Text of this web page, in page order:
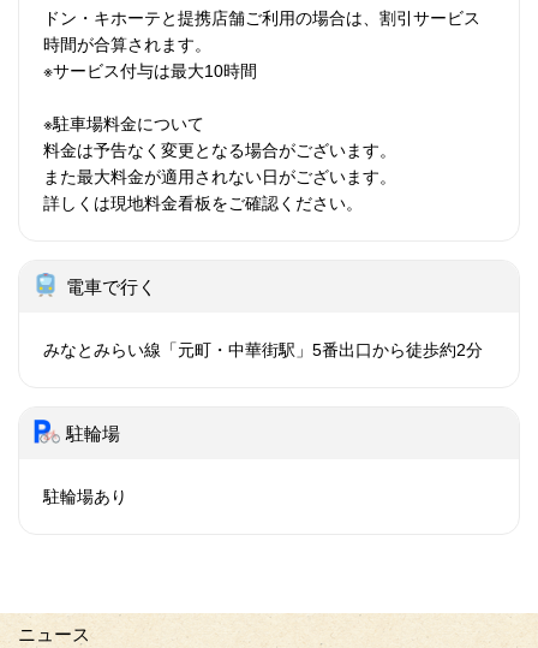
ドン・キホーテと提携店舗ご利用の場合は、割引サービス
時間が合算されます。
※サービス付与は最大10時間
※駐車場料金について
料金は予告なく変更となる場合がございます。
また最大料金が適用されない日がございます。
詳しくは現地料金看板をご確認ください。
電車で行く
みなとみらい線「元町・中華街駅」5番出口から徒歩約2分
駐輪場
駐輪場あり
ニュース